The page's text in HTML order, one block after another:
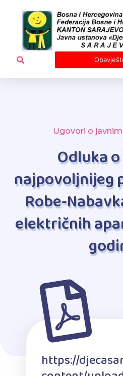
content
Ugovori o
Odluka
najpovoljnijeg
Robe-
električnih
https://